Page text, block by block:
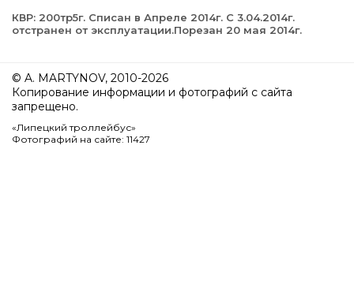
КВР: 200тр5г. Cписан в Апреле 2014г. С 3.04.2014г.
отстранен от эксплуатации.Порезан 20 мая 2014г.
© A. MARTYNOV, 2010-2026
Копирование информации и фотографий с сайта
запрещено.
«Липецкий троллейбус»
Фотографий на сайте: 11427